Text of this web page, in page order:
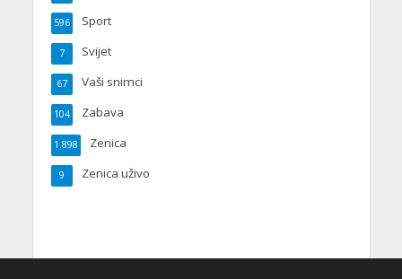
Sport
596
Svijet
7
Vaši snimci
67
Zabava
104
Zenica
1.898
Zenica uživo
9